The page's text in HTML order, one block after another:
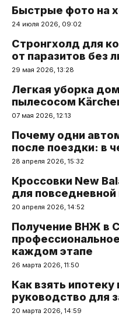
Быстрые фото на
24 июля 2026, 09:02
Стронгхолд для
от паразитов без
29 мая 2026, 13:28
Легкая уборка
пылесосом
07 мая 2026, 12:13
Почему одни
после поездки: в
28 апреля 2026, 15:32
Кроссовки New
для повседневной
20 апреля 2026, 14:52
Получение ВНЖ в
каждом этапе
26 марта 2026, 11:50
Как взять
руководство для
20 марта 2026, 14:59